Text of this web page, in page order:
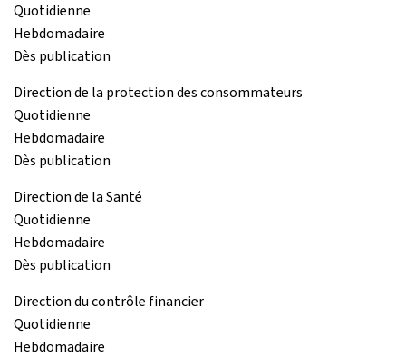
Quotidienne
Hebdomadaire
Dès publication
Direction de la protection des consommateurs
Quotidienne
Hebdomadaire
Dès publication
Direction de la Santé
Quotidienne
Hebdomadaire
Dès publication
Direction du contrôle financier
Quotidienne
Hebdomadaire